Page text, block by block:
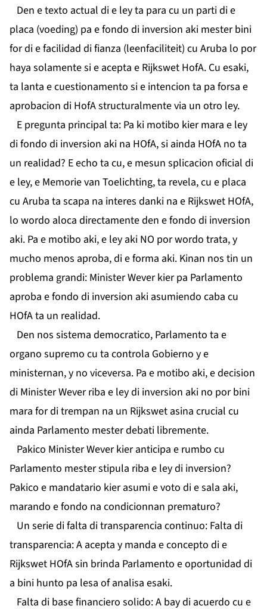
Den e texto actual di e ley ta para cu un parti di e
placa (voeding) pa e fondo di inversion aki mester bini
for di e facilidad di fianza (leenfaciliteit) cu Aruba lo por
haya solamente si e acepta e Rijkswet HofA. Cu esaki,
ta lanta e cuestionamento si e intencion ta pa forsa e
aprobacion di HofA structuralmente via un otro ley.
E pregunta principal ta: Pa ki motibo kier mara e ley
di fondo di inversion aki na HOfA, si ainda HOfA no ta
un realidad? E echo ta cu, e mesun splicacion oficial di
e ley, e Memorie van Toelichting, ta revela, cu e placa
cu Aruba ta scapa na interes danki na e Rijkswet HOfA,
lo wordo aloca directamente den e fondo di inversion
aki. Pa e motibo aki, e ley aki NO por wordo trata, y
mucho menos aproba, di e forma aki. Kinan nos tin un
problema grandi: Minister Wever kier pa Parlamento
aproba e fondo di inversion aki asumiendo caba cu
HOfA ta un realidad.
Den nos sistema democratico, Parlamento ta e
organo supremo cu ta controla Gobierno y e
ministernan, y no viceversa. Pa e motibo aki, e decision
di Minister Wever riba e ley di inversion aki no por bini
mara for di trempan na un Rijkswet asina crucial cu
ainda Parlamento mester debati libremente.
Pakico Minister Wever kier anticipa e rumbo cu
Parlamento mester stipula riba e ley di inversion?
Pakico e mandatario kier asumi e voto di e sala aki,
marando e fondo na condicionnan prematuro?
Un serie di falta di transparencia continuo: Falta di
transparencia: A acepta y manda e concepto di e
Rijkswet HOfA sin brinda Parlamento e oportunidad di
a bini hunto pa lesa of analisa esaki.
Falta di base financiero solido: A bay di acuerdo cu e